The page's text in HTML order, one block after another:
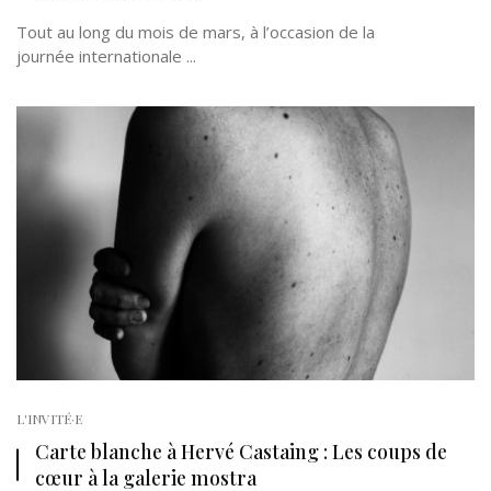
Tout au long du mois de mars, à l’occasion de la
journée internationale ...
L'INVITÉ·E
Carte blanche à Hervé Castaing : Les coups de
cœur à la galerie mostra